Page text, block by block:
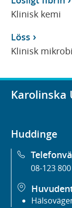
Klinisk kemi
Löss
Klinisk
Huddinge
08-123